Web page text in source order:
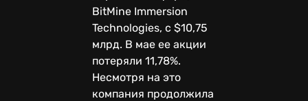
BitMine Immersion
Technologies, с $10,75
млрд. В мае ее акции
потеряли 11,78%.
Несмотря на это
компания продолжила